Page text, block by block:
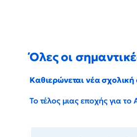
Όλες οι
Καθιερώνεται νέα
Το τέλος μιας εποχής για